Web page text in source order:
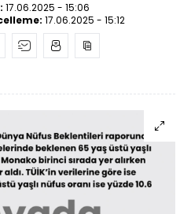
17.06.2025 - 15:06
17.06.2025 - 15:12